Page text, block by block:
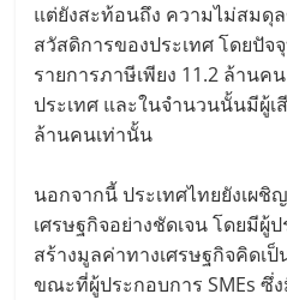
แต่ยังสะท้อนถึง ความไม่สมดุ
สวัสดิการของประเทศ โดยปั
รายการภาษีเพียง 11.2 ล้านค
ประเทศ และในจำนวนนั้นมีผู้
ล้านคนเท่านั้น
นอกจากนี้ ประเทศไทยยังเผ
เศรษฐกิจอย่างชัดเจน โดยมีผู้
สร้างมูลค่าทางเศรษฐกิจคิดเ
ขณะที่ผู้ประกอบการ SMEs ซึ่